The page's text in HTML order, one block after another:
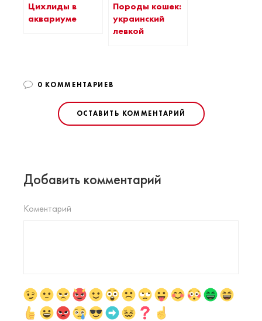
Цихлиды в
аквариуме
Породы кошек:
украинский
левкой
0 КОММЕНТАРИЕВ
ОСТАВИТЬ КОММЕНТАРИЙ
Добавить комментарий
Коментарий